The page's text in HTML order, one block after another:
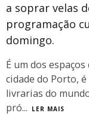
a soprar velas
programação
domingo.
É um dos
cidade do Porto,
livrarias do
pró... LER MAIS